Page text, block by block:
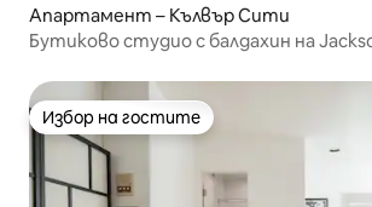
Апартамент – Кълвър Сити
Бутиково студио с балдахин на
Избор на гостите
Избор на гостите